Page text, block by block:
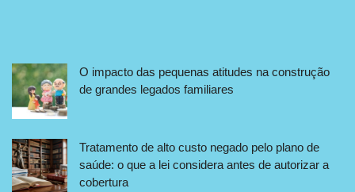
O impacto das pequenas atitudes na construção
de grandes legados familiares
Tratamento de alto custo negado pelo plano de
saúde: o que a lei considera antes de autorizar a
cobertura